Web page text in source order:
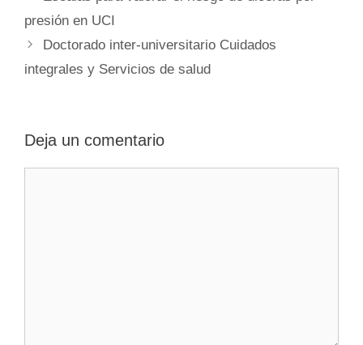
presión en UCI
Doctorado inter-universitario Cuidados
integrales y Servicios de salud
Deja un comentario